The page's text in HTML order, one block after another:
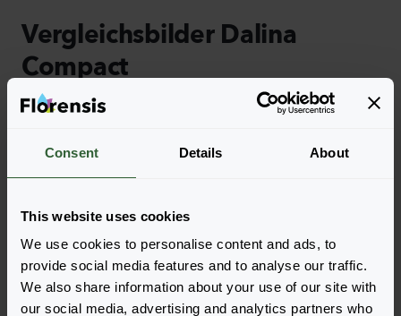
Consent Details About
This website uses cookies
We use cookies to personalise content and ads, to
provide social media features and to analyse our traffic.
We also share information about your use of our site with
our social media, advertising and analytics partners who
Vergleichsbilder Dalina
Compact